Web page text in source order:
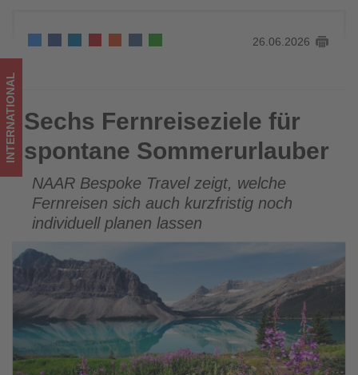
im
Tourismus
los
ist!
26.06.2026
Sechs Fernreiseziele für spontane Sommerurlauber
INTERNATIONAL Sechs Fernreiseziele für
spontane Sommerurlauber
NAAR Bespoke Travel zeigt, welche
Fernreisen sich auch kurzfristig noch
individuell planen lassen